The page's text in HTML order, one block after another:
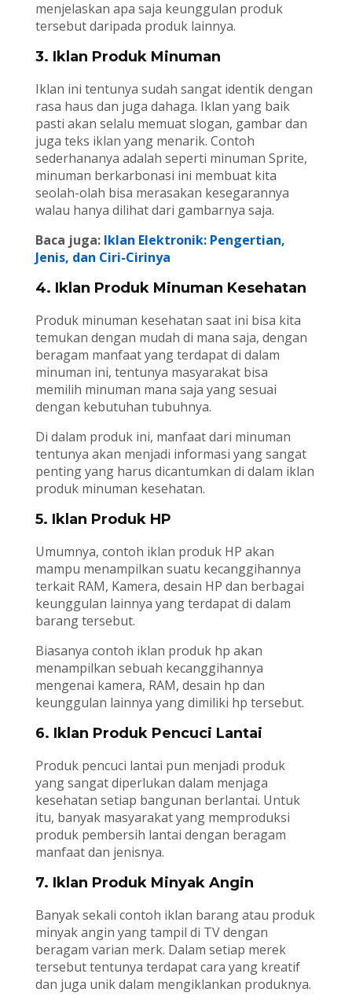
menjelaskan apa saja keunggulan produk
tersebut daripada produk lainnya.
3. Iklan Produk Minuman
Iklan ini tentunya sudah sangat identik dengan
rasa haus dan juga dahaga. Iklan yang baik
pasti akan selalu memuat slogan, gambar dan
juga teks iklan yang menarik. Contoh
sederhananya adalah seperti minuman Sprite,
minuman berkarbonasi ini membuat kita
seolah-olah bisa merasakan kesegarannya
walau hanya dilihat dari gambarnya saja.
Baca juga: Iklan Elektronik: Pengertian,
Jenis, dan Ciri-Cirinya
4. Iklan Produk Minuman Kesehatan
Produk minuman kesehatan saat ini bisa kita
temukan dengan mudah di mana saja, dengan
beragam manfaat yang terdapat di dalam
minuman ini, tentunya masyarakat bisa
memilih minuman mana saja yang sesuai
dengan kebutuhan tubuhnya.
Di dalam produk ini, manfaat dari minuman
tentunya akan menjadi informasi yang sangat
penting yang harus dicantumkan di dalam iklan
produk minuman kesehatan.
5. Iklan Produk HP
Umumnya, contoh iklan produk HP akan
mampu menampilkan suatu kecanggihannya
terkait RAM, Kamera, desain HP dan berbagai
keunggulan lainnya yang terdapat di dalam
barang tersebut.
Biasanya contoh iklan produk hp akan
menampilkan sebuah kecanggihannya
mengenai kamera, RAM, desain hp dan
keunggulan lainnya yang dimiliki hp tersebut.
6. Iklan Produk Pencuci Lantai
Produk pencuci lantai pun menjadi produk
yang sangat diperlukan dalam menjaga
kesehatan setiap bangunan berlantai. Untuk
itu, banyak masyarakat yang memproduksi
produk pembersih lantai dengan beragam
manfaat dan jenisnya.
7. Iklan Produk Minyak Angin
Banyak sekali contoh iklan barang atau produk
minyak angin yang tampil di TV dengan
beragam varian merk. Dalam setiap merek
tersebut tentunya terdapat cara yang kreatif
dan juga unik dalam mengiklankan produknya.